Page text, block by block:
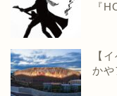
『
【
か